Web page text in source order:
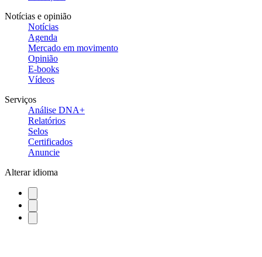
Notícias e opinião
Notícias
Agenda
Mercado em movimento
Opinião
E-books
Vídeos
Serviços
Análise DNA+
Relatórios
Selos
Certificados
Anuncie
Alterar idioma